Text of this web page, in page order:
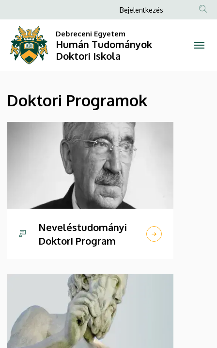
Programok
Humán
Tudományok
Doktori
a
tartalomra
Anonim
fiók
menüje
Bejelentkezés
Debreceni Egyetem
Humán Tudományok
Doktori Iskola
Doktori Programok
Neveléstudományi
Doktori Program